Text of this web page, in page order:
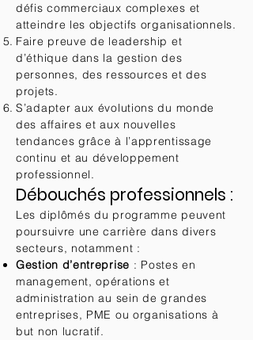
défis commerciaux complexes et
atteindre les objectifs organisationnels.
Faire preuve de leadership et
d’éthique dans la gestion des
personnes, des ressources et des
projets.
S’adapter aux évolutions du monde
des affaires et aux nouvelles
tendances grâce à l’apprentissage
continu et au développement
professionnel.
Débouchés professionnels :
Les diplômés du programme peuvent
poursuivre une carrière dans divers
secteurs, notamment :
Gestion d’entreprise : Postes en
management, opérations et
administration au sein de grandes
entreprises, PME ou organisations à
but non lucratif.